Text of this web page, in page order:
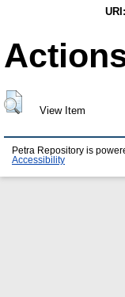
URI:
View Item
Petra Repository is
Accessibility